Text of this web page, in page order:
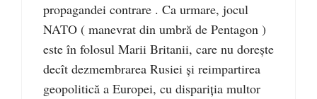
propagandei contrare . Ca urmare, jocul
NATO ( manevrat din umbră de Pentagon )
este în folosul Marii Britanii, care nu dorește
decît dezmembrarea Rusiei și reimpartirea
geopolitică a Europei, cu dispariția multor